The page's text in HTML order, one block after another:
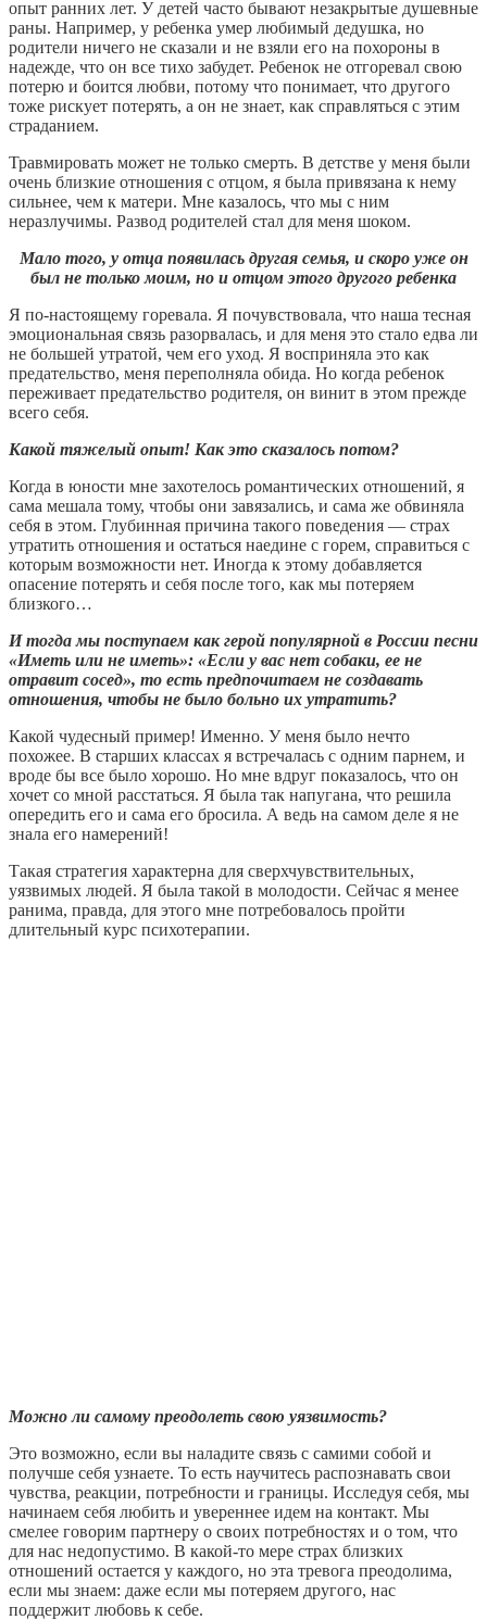
опыт ранних лет. У детей часто бывают незакрытые душевные
раны. Например, у ребенка умер любимый дедушка, но
родители ничего не сказали и не взяли его на похороны в
надежде, что он все тихо забудет. Ребенок не отгоревал свою
потерю и боится любви, потому что понимает, что другого
тоже рискует потерять, а он не знает, как справляться с этим
страданием.
Травмировать может не только смерть. В детстве у меня были
очень близкие отношения с отцом, я была привязана к нему
сильнее, чем к матери. Мне казалось, что мы с ним
неразлучимы. Развод родителей стал для меня шоком.
Мало того, у отца появилась другая семья, и скоро уже он
был не только моим, но и отцом этого другого ребенка
Я по-настоящему горевала. Я почувствовала, что наша тесная
эмоциональная связь разорвалась, и для меня это стало едва ли
не большей утратой, чем его уход. Я восприняла это как
предательство, меня переполняла обида. Но когда ребенок
переживает предательство родителя, он винит в этом прежде
всего себя.
Какой тяжелый опыт! Как это сказалось потом?
Когда в юности мне захотелось романтических отношений, я
сама мешала тому, чтобы они завязались, и сама же обвиняла
себя в этом. Глубинная причина такого поведения — страх
утратить отношения и остаться наедине с горем, справиться с
которым возможности нет. Иногда к этому добавляется
опасение потерять и себя после того, как мы потеряем
близкого…
И тогда мы поступаем как герой популярной в России песни
«Иметь или не иметь»: «Если у вас нет собаки, ее не
отравит сосед», то есть предпочитаем не создавать
отношения, чтобы не было больно их утратить?
Какой чудесный пример! Именно. У меня было нечто
похожее. В старших классах я встречалась с одним парнем, и
вроде бы все было хорошо. Но мне вдруг показалось, что он
хочет со мной расстаться. Я была так напугана, что решила
опередить его и сама его бросила. А ведь на самом деле я не
знала его намерений!
Такая стратегия характерна для сверхчувствительных,
уязвимых людей. Я была такой в молодости. Сейчас я менее
ранима, правда, для этого мне потребовалось пройти
длительный курс психотерапии.
Можно ли самому преодолеть свою уязвимость?
Это возможно, если вы наладите связь с самими собой и
получше себя узнаете. То есть научитесь распознавать свои
чувства, реакции, потребности и границы. Исследуя себя, мы
начинаем себя любить и увереннее идем на контакт. Мы
смелее говорим партнеру о своих потребностях и о том, что
для нас недопустимо. В какой-то мере страх близких
отношений остается у каждого, но эта тревога преодолима,
если мы знаем: даже если мы потеряем другого, нас
поддержит любовь к себе.